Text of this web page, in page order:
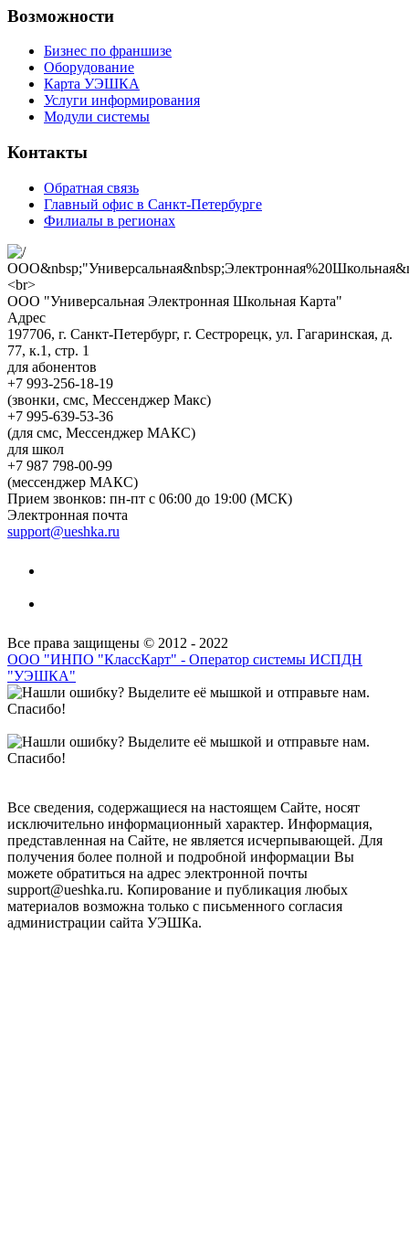
Возможности
Бизнес по франшизе
Оборудование
Карта УЭШКА
Услуги информирования
Модули системы
Контакты
Обратная связь
Главный офис в Санкт-Петербурге
Филиалы в регионах
ООО "Универсальная Электронная Школьная Карта"
Адрес
197706, г. Санкт-Петербург, г. Сестрорецк, ул. Гагаринская, д.
77, к.1, стр. 1
для абонентов
+7 993-256-18-19
(звонки, смс, Мессенджер Макс)
+7 995-639-53-36
(для смс, Мессенджер МАКС)
для школ
+7 987 798-00-99
(мессенджер МАКС)
Прием звонков: пн-пт с 06:00 до 19:00 (МСК)
Электронная почта
support@ueshka.ru
Все права защищены © 2012 - 2022
ООО "ИНПО "КлассКарт" - Оператор системы ИСПДН
"УЭШКА"
Все сведения, содержащиеся на настоящем Сайте, носят
исключительно информационный характер. Информация,
представленная на Сайте, не является исчерпывающей. Для
получения более полной и подробной информации Вы
можете обратиться на адрес электронной почты
support@ueshka.ru. Копирование и публикация любых
материалов возможна только с письменного согласия
администрации сайта УЭШКа.